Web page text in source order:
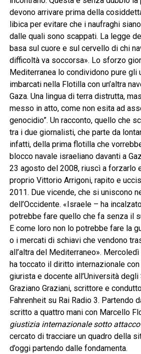
devono arrivare prima della
libica per evitare che i naufraghi
dalle quali sono scappati. La legge
basa sul cuore e sul cervello di chi
difficoltà va soccorsa». Lo sforzo
Mediterranea lo condividono pure gli
imbarcati nella Flotilla con un’altra
Gaza. Una lingua di terra distrutta,
messo in atto, come non esita ad
genocidio”. Un racconto, quello che
tra i due giornalisti, che parte da
infatti, della prima flotilla che
blocco navale israeliano davanti a
23 agosto del 2008, riuscì a forzarlo
proprio Vittorio Arrigoni, rapito e
2011. Due vicende, che si uniscono
dell’Occidente. «Israele – ha
potrebbe fare quello che fa senza il
E come loro non lo potrebbe fare la
o i mercati di schiavi che vendono
all’altra del Mediterraneo».
ha toccato il diritto internazionale con
giurista e docente all’Università
Graziano Graziani, scrittore e
Fahrenheit su Rai Radio 3. Partendo
scritto a quattro mani con Marcello
giustizia internazionale sotto attacco
cercato di tracciare un quadro della
d’oggi partendo dalle fondamenta.